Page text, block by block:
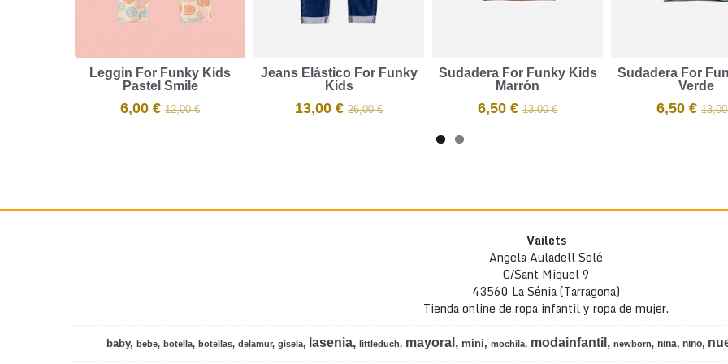
Leggin For Funky Kids
Pastel Smile
6,00 € 12,00 €
Jeans Elástico For Funky
Kids
13,00 € 26,00 €
Sudadera For Funky Kids
Marrón
6,50 € 13,00 €
Sudadera For
Verde
6,50 €
Vailets
Angela Auladell Solé
C/Sant Miquel 9
43560 La Sénia (Tarragona)
Tienda online de ropa infantil y ropa de mujer.
baby bebe botella botellas delamur gisela lasenia littleduch mayoral mini mochila modainfantil newborn nina nino